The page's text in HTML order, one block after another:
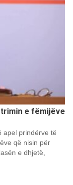
e fëmijëve
apel prindërve të
që nisin për
e dhjetë,